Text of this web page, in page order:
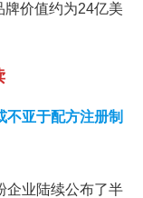
价值约为24亿美
不亚于配方注册制
企业陆续公布了半